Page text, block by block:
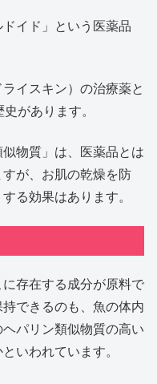
ドイド」という医薬品
イスキン）の治療薬と
があります。
物質」は、医薬品とは
が、お肌の乾燥を防
る効果はあります。
存在する成分が原料で
できるのも、魚の体内
パリン類似物質の高い
いわれています。